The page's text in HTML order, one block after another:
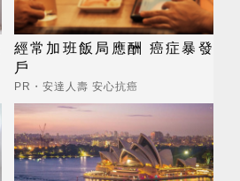
經常加班飯局應酬 癌症暴發
戶
PR・安達人壽 安心抗癌